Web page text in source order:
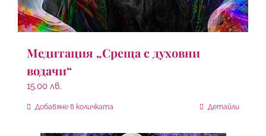
Медитация „Среща с духовни
водачи“
15.00 лв.
Добавяне в количката Детайли